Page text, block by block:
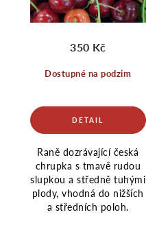
Dostupné na podzim
350 Kč
Raně dozrávající česká
chrupka s tmavě rudou
slupkou a středně tuhými
plody, vhodná do nižších
a středních poloh.